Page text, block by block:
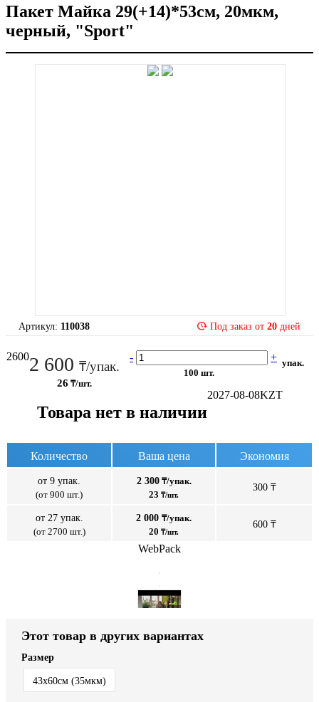
Пакет Майка 29(+14)*53см, 20мкм,
черный, "Sport"
Артикул: 110038 Под заказ от 20 дней
26002 600 ₸/упак.
26 ₸/шт.
- +
100 шт.
упак.
Товара нет в наличии
2027-08-08KZT
Количество Ваша цена Экономия
от 9 упак.
(от 900 шт.)
2 300₸/упак.
23 ₸/шт.
300 ₸
от 27 упак.
(от 2700 шт.)
2 000 ₸/упак.
20 ₸/шт.
600 ₸
WebPack
Этот товар в других вариантах
Размер
43x60см (35мкм)